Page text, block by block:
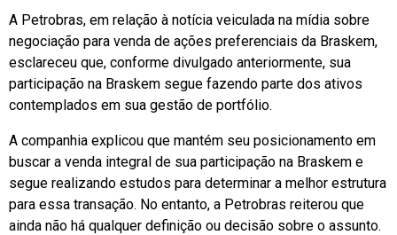
A Petrobras, em relação à notícia veiculada na mídia sobre
negociação para venda de ações preferenciais da Braskem,
esclareceu que, conforme divulgado anteriormente, sua
participação na Braskem segue fazendo parte dos ativos
contemplados em sua gestão de portfólio.
A companhia explicou que mantém seu posicionamento em
buscar a venda integral de sua participação na Braskem e
segue realizando estudos para determinar a melhor estrutura
para essa transação. No entanto, a Petrobras reiterou que
ainda não há qualquer definição ou decisão sobre o assunto.